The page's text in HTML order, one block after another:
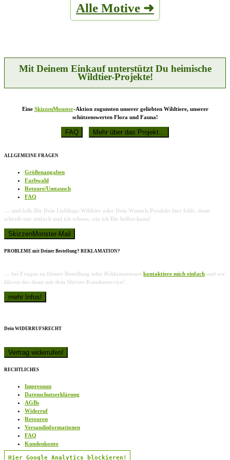
Produktseite
gewählt
Varianten
auf.
Produktseite
gewählt
werden
Alle Motive ➜
Mit Deinem Einkauf unterstützt Du heimische
Wildtier-Projekte!
Eine SkizzenMonster-Aktion zugunsten unserer geliebten Wildtiere, unserer
schützenswerten Flora und Fauna!
ALLGEMEINE FRAGEN
Größenangaben
Farbwahl
Retoure/Umtausch
FAQ
… und falls Dir Dein Lieblings-Wildtier oder Dein Wunsch-Produkt hier fehlt, dann
schreib mir einfach und ich schaue, wie ich Dir helfen kann!
PROBLEME mit Deiner Bestellung? REKLAMATION?
… bei Fragen zu Deiner Bestellung oder Reklamationen kontaktiere mich einfach und wir
klären das dann mit dem Shirtee-Kundenservice!
Dein WIDERRUFSRECHT
RECHTLICHES
Impressum
Datenschutzerklärung
AGBs
Widerruf
Retouren
Versandinformationen
FAQ
Kundenkonto
Hier Google Analytics blockieren!